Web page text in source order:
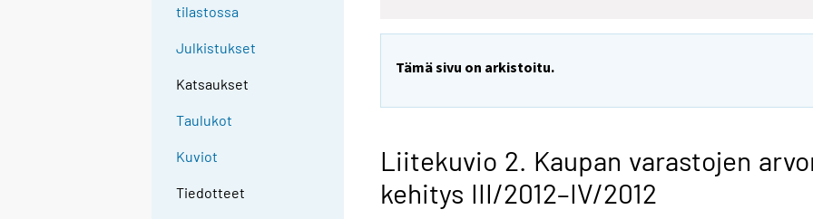
tilastossa
Julkistukset
Katsaukset
Taulukot
Kuviot
Tiedotteet
Tämä sivu on arkistoitu.
Liitekuvio 2. Kaupan varastojen
kehitys III/2012–IV/2012